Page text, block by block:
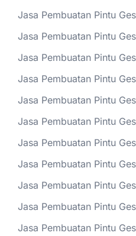
Jasa Pembuatan Pintu
Jasa Pembuatan Pintu
Jasa Pembuatan Pintu
Jasa Pembuatan Pintu
Jasa Pembuatan Pintu
Jasa Pembuatan Pintu
Jasa Pembuatan Pintu
Jasa Pembuatan Pintu
Jasa Pembuatan Pintu
Jasa Pembuatan Pintu
Jasa Pembuatan Pintu